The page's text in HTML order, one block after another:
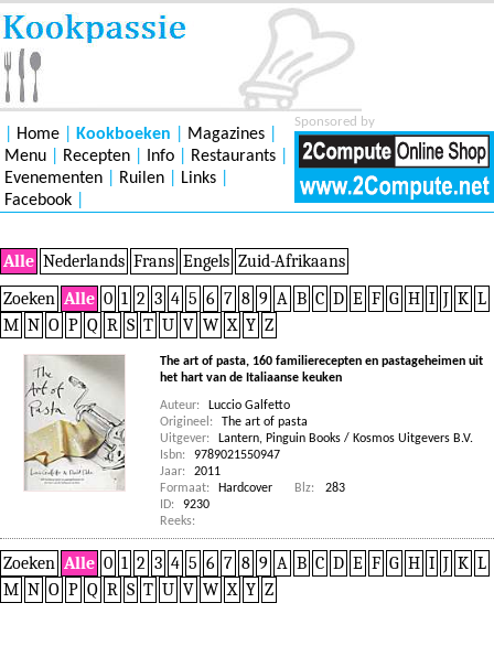
Sponsored by
Home Kookboeken Magazines
Menu
Recepten Info Restaurants
Evenementen
Ruilen Links
Facebook
Alle Nederlands Frans Engels Zuid-Afrikaans
Zoeken Alle 0 1 2 3 4 5 6 7 8 9 A B C D E F G H I J K L
M N O P Q R S T U V W X Y Z
The art of pasta, 160 familierecepten en pastageheimen uit
het hart van de Italiaanse keuken
Auteur:
Luccio Galfetto
Origineel:
The art of pasta
Uitgever:
Lantern, Pinguin Books / Kosmos Uitgevers B.V.
Isbn:
9789021550947
Jaar:
2011
Formaat:
Hardcover Blz:
283
ID:
9230
Reeks:
Zoeken Alle 0 1 2 3 4 5 6 7 8 9 A B C D E F G H I J K L
M N O P Q R S T U V W X Y Z